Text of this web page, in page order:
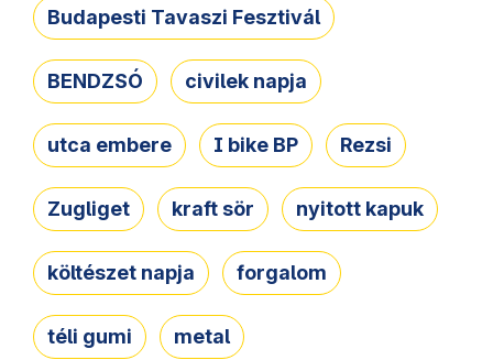
Budapesti Tavaszi Fesztivál
BENDZSÓ civilek napja
utca embere I bike BP Rezsi
Zugliget kraft sör nyitott kapuk
költészet napja forgalom
téli gumi metal